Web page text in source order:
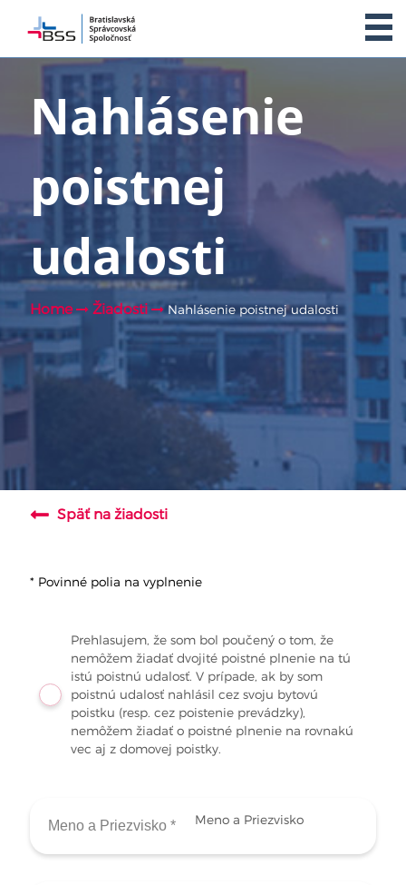
SLUŽBY
ŽIADOSTI
ČASTÉ OTÁZKY
DODÁVATELIA
KLIENTSKÁ ZÓNA
KONTAKT
Nahlásenie
poistnej
udalosti
Home Žiadosti Nahlásenie poistnej udalosti
Späť na žiadosti
* Povinné polia na vyplnenie
Prehlasujem, že som bol poučený o tom, že
nemôžem žiadať dvojité poistné plnenie na tú
istú poistnú udalosť. V prípade, ak by som
poistnú udalosť nahlásil cez svoju bytovú
poistku (resp. cez poistenie prevádzky),
nemôžem žiadať o poistné plnenie na rovnakú
vec aj z domovej poistky.
Meno a Priezvisko